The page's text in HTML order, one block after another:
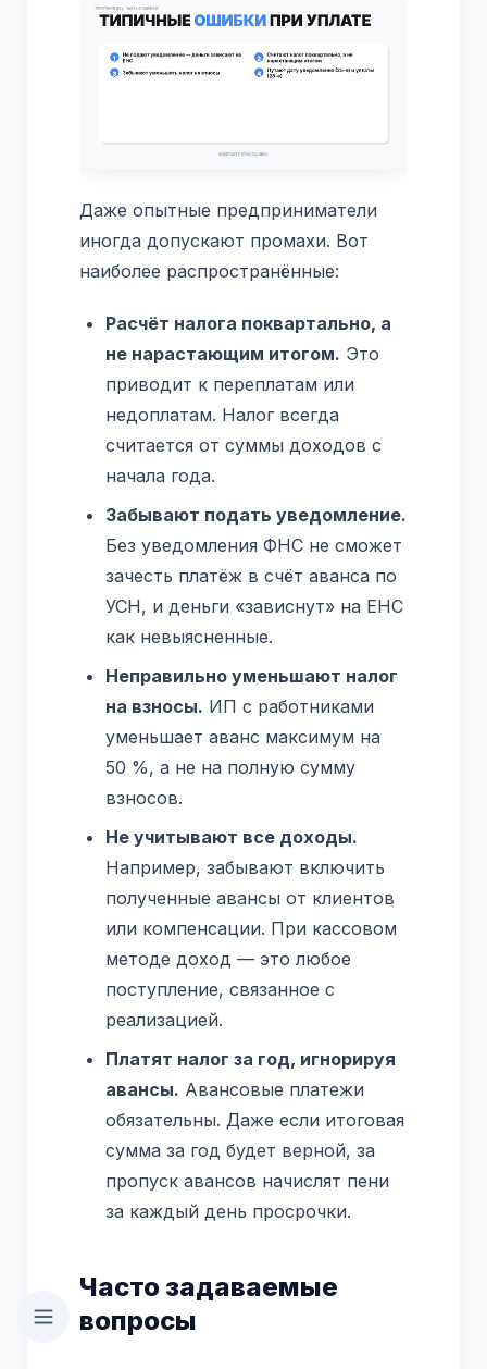
Даже опытные предприниматели
иногда допускают промахи. Вот
наиболее распространённые:
Расчёт налога поквартально, а
не нарастающим итогом. Это
приводит к переплатам или
недоплатам. Налог всегда
считается от суммы доходов с
начала года.
Забывают подать уведомление.
Без уведомления ФНС не сможет
зачесть платёж в счёт аванса по
УСН, и деньги «зависнут» на ЕНС
как невыясненные.
Неправильно уменьшают налог
на взносы. ИП с работниками
уменьшает аванс максимум на
50 %, а не на полную сумму
взносов.
Не учитывают все доходы.
Например, забывают включить
полученные авансы от клиентов
или компенсации. При кассовом
методе доход — это любое
поступление, связанное с
реализацией.
Платят налог за год, игнорируя
авансы. Авансовые платежи
обязательны. Даже если итоговая
сумма за год будет верной, за
пропуск авансов начислят пени
за каждый день просрочки.
Часто задаваемые
вопросы